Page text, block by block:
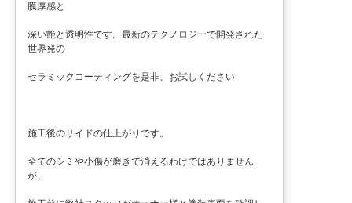
膜厚感と
深い艶と透明性です。最新のテクノロジーで開発された
世界発の
セラミックコーティングを是非、お試しください
施工後のサイドの仕上がりです。
全てのシミや小傷が磨きで消えるわけではありません
が、